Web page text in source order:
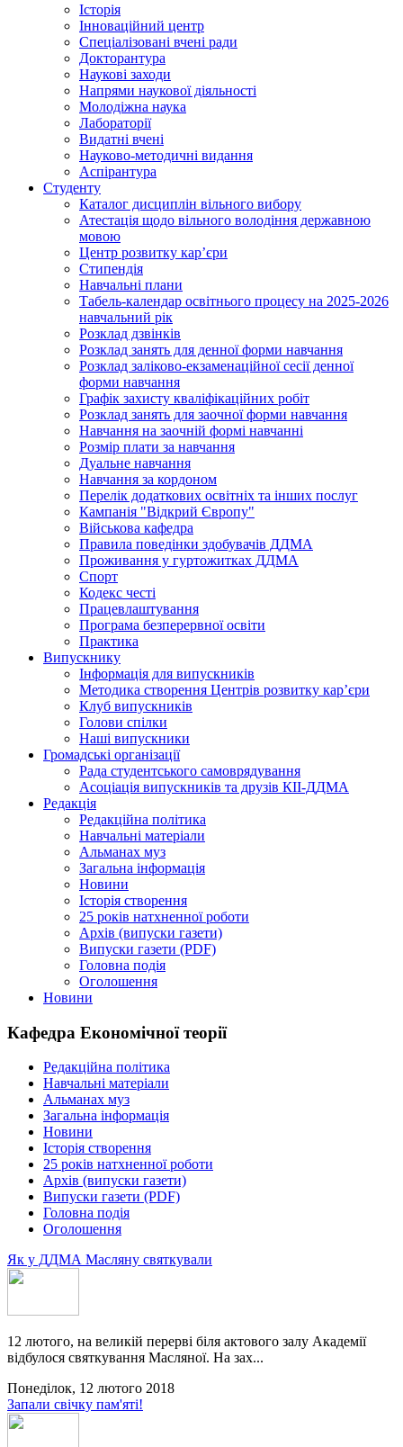
Історія
Інноваційний центр
Спеціалізовані вчені ради
Докторантура
Наукові заходи
Напрями наукової діяльності
Молодіжна наука
Лабораторії
Видатні вчені
Науково-методичні видання
Аспірантура
Студенту
Каталог дисциплін вільного вибору
Атестація щодо вільного володіння державною
мовою
Центр розвитку кар’єри
Стипендія
Навчальні плани
Табель-календар освітнього процесу на 2025-2026
навчальний рік
Розклад дзвінків
Розклад занять для денної форми навчання
Розклад заліково-екзаменаційної сесії денної
форми навчання
Графік захисту кваліфікаційних робіт
Розклад занять для заочної форми навчання
Навчання на заочній формі навчанні
Розмір плати за навчання
Дуальне навчання
Навчання за кордоном
Перелік додаткових освітніх та інших послуг
Кампанія "Відкрий Європу"
Військова кафедра
Правила поведінки здобувачів ДДМА
Проживання у гуртожитках ДДМА
Спорт
Кодекс честі
Працевлаштування
Програма безперервної освіти
Практика
Випускнику
Інформація для випускників
Методика створення Центрів розвитку кар’єри
Клуб випускників
Голови спілки
Наші випускники
Громадські організації
Рада студентського самоврядування
Асоціація випускників та друзів КІІ-ДДМА
Редакція
Редакційна політика
Навчальні матеріали
Альманах муз
Загальна інформація
Новини
Історія створення
25 років натхненної роботи
Архів (випуски газети)
Випуски газети (PDF)
Головна подія
Оголошення
Новини
Кафедра Економічної теорії
Редакційна політика
Навчальні матеріали
Альманах муз
Загальна інформація
Новини
Історія створення
25 років натхненної роботи
Архів (випуски газети)
Випуски газети (PDF)
Головна подія
Оголошення
Як у ДДМА Масляну святкували
12 лютого, на великій перерві біля актового залу Академії
відбулося святкування Масляної. На зах...
Понеділок, 12 лютого 2018
Запали свічку пам'яті!